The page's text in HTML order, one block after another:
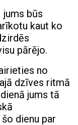
būs
kaut ko
pārējo.
no
dzīves ritmā
jums tā
dienu par